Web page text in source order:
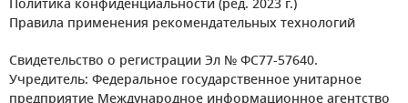
Политика конфиденциальности (ред. 2023 г.)
Правила применения рекомендательных технологий
Свидетельство о регистрации Эл № ФС77-57640.
Учредитель: Федеральное государственное унитарное